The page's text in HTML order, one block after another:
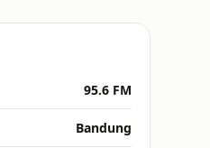
95.6 FM
Bandung